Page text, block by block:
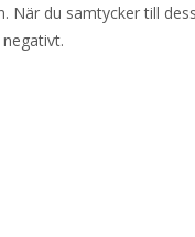
du samtycker till